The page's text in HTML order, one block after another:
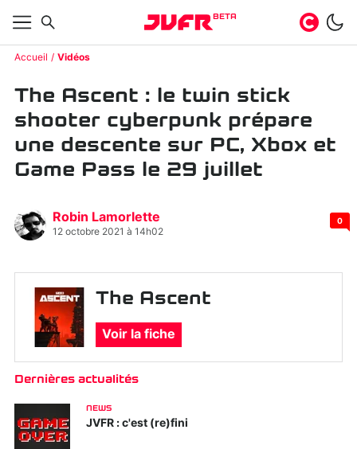
BETA
Accueil Vidéos
The Ascent : le twin stick
shooter cyberpunk prépare
une descente sur PC, Xbox et
Game Pass le 29 juillet
Robin Lamorlette
12 octobre 2021 à 14h02
0
The Ascent
Voir la fiche
Dernières actualités
NEWS
JVFR : c'est (re)fini